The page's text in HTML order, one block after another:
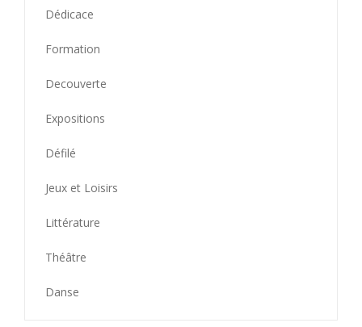
Dédicace
Formation
Decouverte
Expositions
Défilé
Jeux et Loisirs
Littérature
Théâtre
Danse